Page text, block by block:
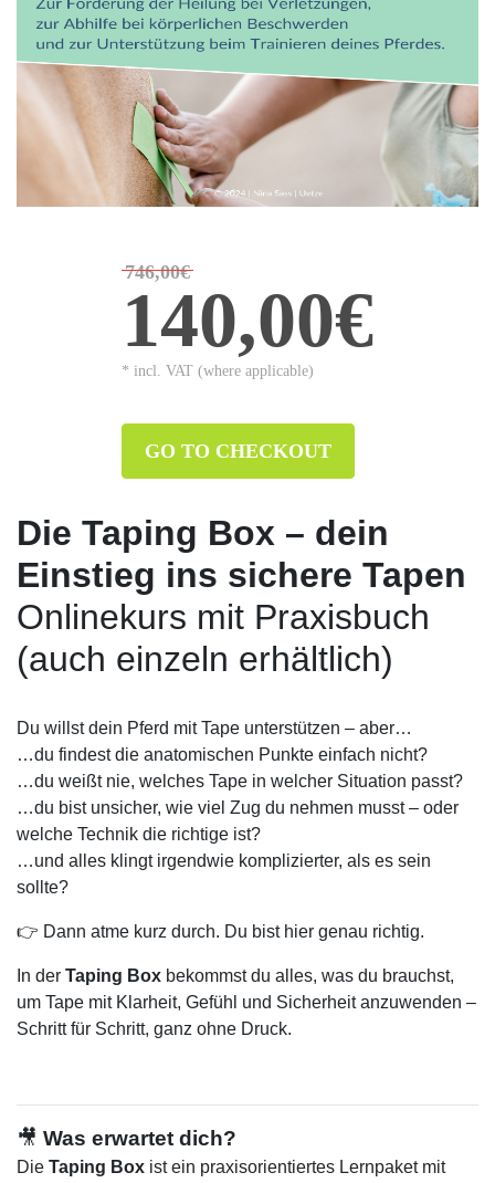
746,00€
140,00€
* incl. VAT (where applicable)
GO TO CHECKOUT
Die Taping Box – dein
Einstieg ins sichere Tapen
Onlinekurs mit Praxisbuch
(auch einzeln erhältlich)
Du willst dein Pferd mit Tape unterstützen – aber…
…du findest die anatomischen Punkte einfach nicht?
…du weißt nie, welches Tape in welcher Situation passt?
…du bist unsicher, wie viel Zug du nehmen musst – oder
welche Technik die richtige ist?
…und alles klingt irgendwie komplizierter, als es sein
sollte?
👉 Dann atme kurz durch. Du bist hier genau richtig.
In der Taping Box bekommst du alles, was du brauchst,
um Tape mit Klarheit, Gefühl und Sicherheit anzuwenden –
Schritt für Schritt, ganz ohne Druck.
🎥 Was erwartet dich?
Die Taping Box ist ein praxisorientiertes Lernpaket mit